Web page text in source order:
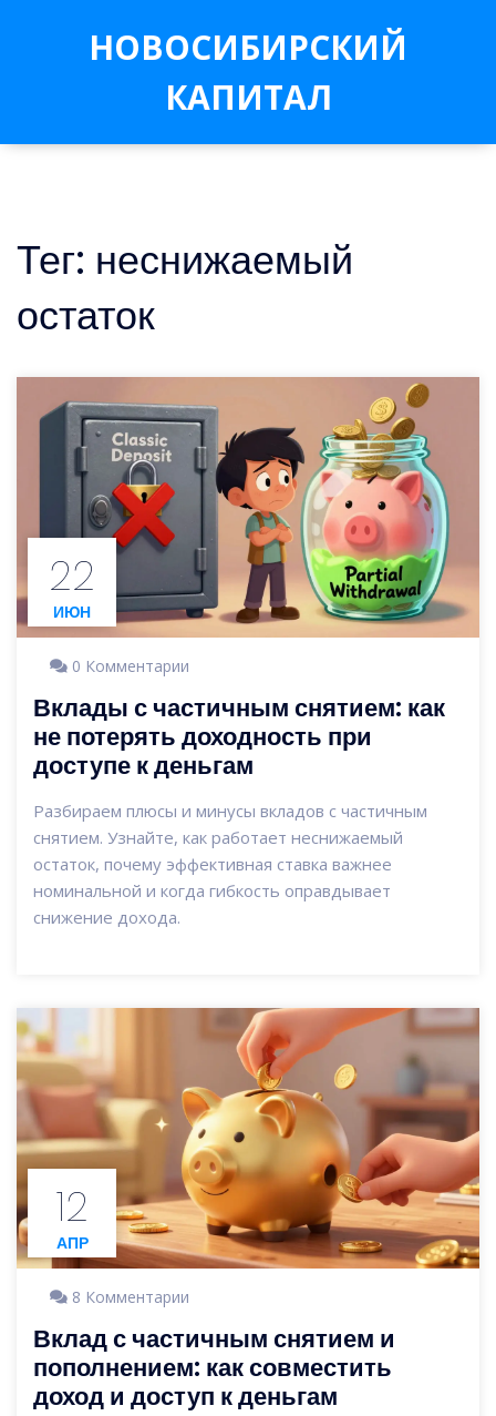
НОВОСИБИРСКИЙ
КАПИТАЛ
Тег: неснижаемый
остаток
22
ИЮН
0 Комментарии
Вклады с частичным снятием: как
не потерять доходность при
доступе к деньгам
Разбираем плюсы и минусы вкладов с частичным
снятием. Узнайте, как работает неснижаемый
остаток, почему эффективная ставка важнее
номинальной и когда гибкость оправдывает
снижение дохода.
12
АПР
8 Комментарии
Вклад с частичным снятием и
пополнением: как совместить
доход и доступ к деньгам